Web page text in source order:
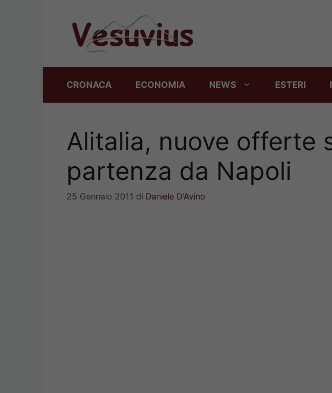
CRONACA ECONOMIA NEWS ESTERI
Alitalia, nuove offerte
partenza da Napoli
25 Gennaio 2011 di Daniele D'Avino